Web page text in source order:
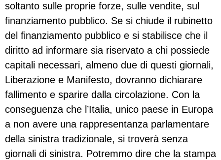
soltanto sulle proprie forze, sulle vendite, sul
finanziamento pubblico. Se si chiude il rubinetto
del finanziamento pubblico e si stabilisce che il
diritto ad informare sia riservato a chi possiede
capitali necessari, almeno due di questi giornali,
Liberazione e Manifesto, dovranno dichiarare
fallimento e sparire dalla circolazione. Con la
conseguenza che l’Italia, unico paese in Europa
a non avere una rappresentanza parlamentare
della sinistra tradizionale, si troverà senza
giornali di sinistra. Potremmo dire che la stampa